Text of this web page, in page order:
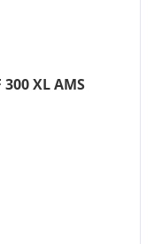
XL AMS